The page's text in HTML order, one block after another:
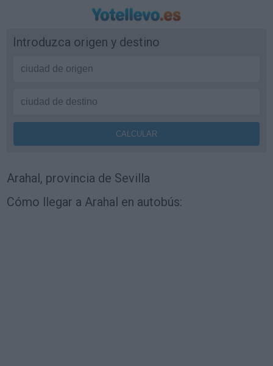
Introduzca origen y destino
Arahal, provincia de Sevilla
Cómo llegar a Arahal en autobús: